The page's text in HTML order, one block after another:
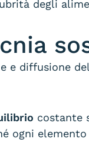
degli
e diffusione
costante
ogni